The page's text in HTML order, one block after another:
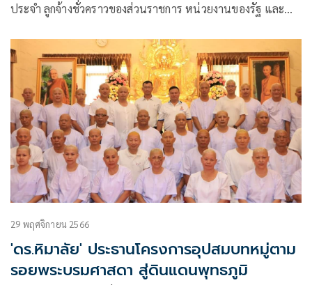
ประจำ ลูกจ้างชั่วคราวของส่วนราชการ หน่วยงานของรัฐ และ
โพธิและปฏิบัติธรรม อุทิศถวายสมเด็จพระนางเจ้าสิริกิติ์
พระบรมราชินีนาถ พระบรมราชชนนีพันปีหลวง
29 พฤศจิกายน 2566
'ดร.หิมาลัย' ประธานโครงการอุปสมบทหมู่ตาม
รอยพระบรมศาสดา สู่ดินแดนพุทธภูมิ